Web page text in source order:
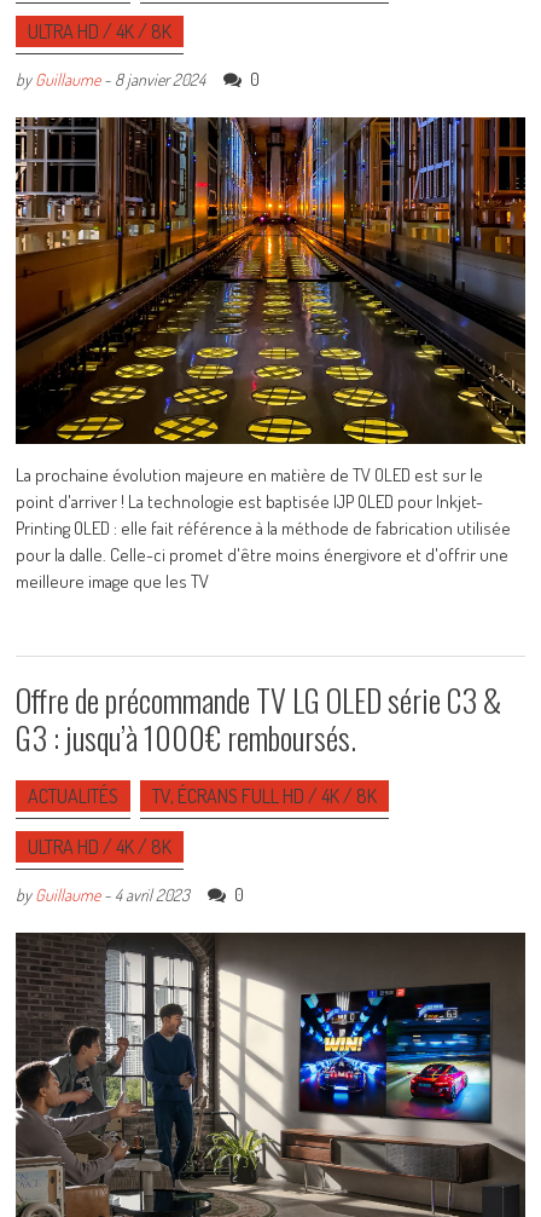
ULTRA HD / 4K / 8K
byGuillaume- 8 janvier 2024 0
La prochaine évolution majeure en matière de TV OLED est sur le
point d'arriver ! La technologie est baptisée IJP OLED pour Inkjet-
Printing OLED : elle fait référence à la méthode de fabrication utilisée
pour la dalle. Celle-ci promet d'être moins énergivore et d'offrir une
meilleure image que les TV
Offre de précommande TV LG OLED série C3 &
G3 : jusqu’à 1000€ remboursés.
ACTUALITÉS TV, ÉCRANS FULL HD / 4K / 8K
ULTRA HD / 4K / 8K
byGuillaume- 4 avril 2023 0